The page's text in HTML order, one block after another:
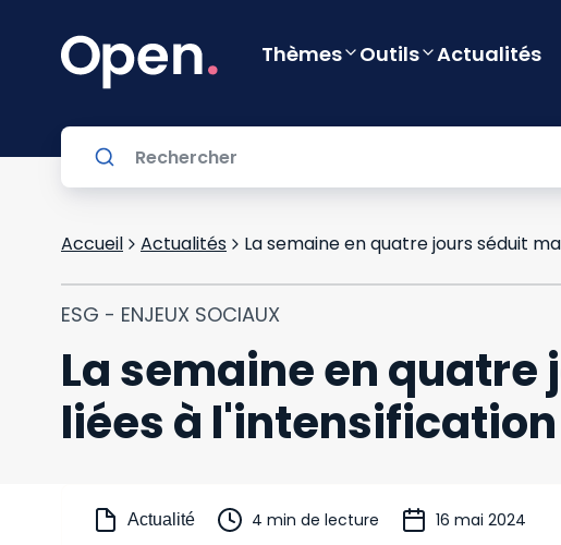
Thèmes Outils Actualités
Accueil Actualités
ESG - ENJEUX SOCIAUX
La semaine en
liées à
Actualité 4 min de lecture 16 mai 2024